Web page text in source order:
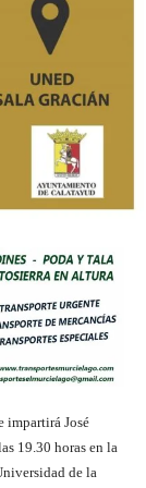
impartirá José
19.30 horas en la
de la